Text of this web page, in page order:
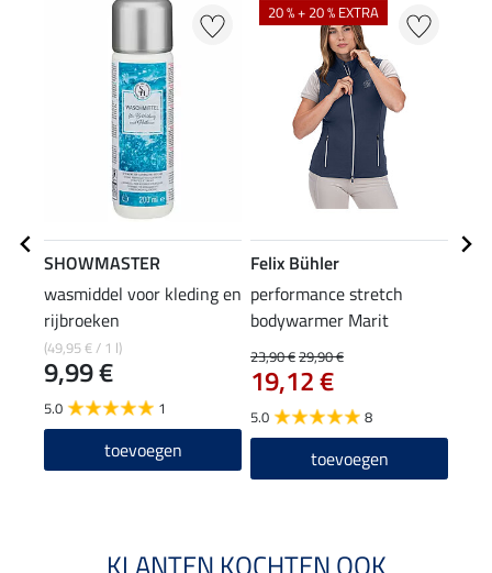
SHOWMASTER
wasmiddel voor kleding en
rijbroeken
(49,95 € / 1 l)
9,99 €
5.0 1
toevoegen
20 % + 20 % EXTRA
Felix Bühler
performance stretch
bodywarmer Marit
23,90 €29,90 €
19,12 €
5.0 8
toevoegen